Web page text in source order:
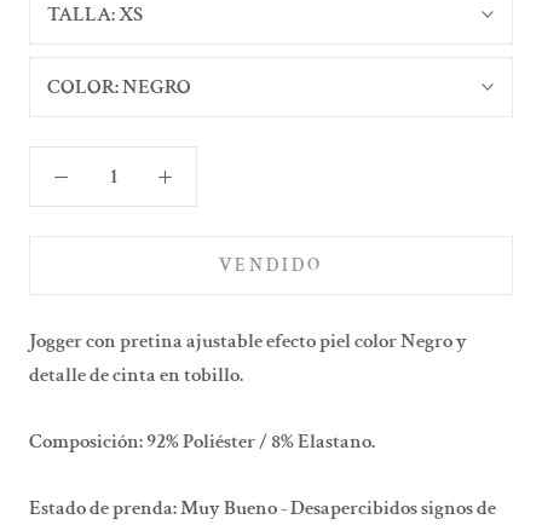
TALLA:XS
COLOR:NEGRO
VENDIDO
Jogger con pretina ajustable efecto piel color Negro y
detalle de cinta en tobillo.
Composición: 92% Poliéster / 8% Elastano.
Estado de prenda: Muy Bueno - Desapercibidos signos de